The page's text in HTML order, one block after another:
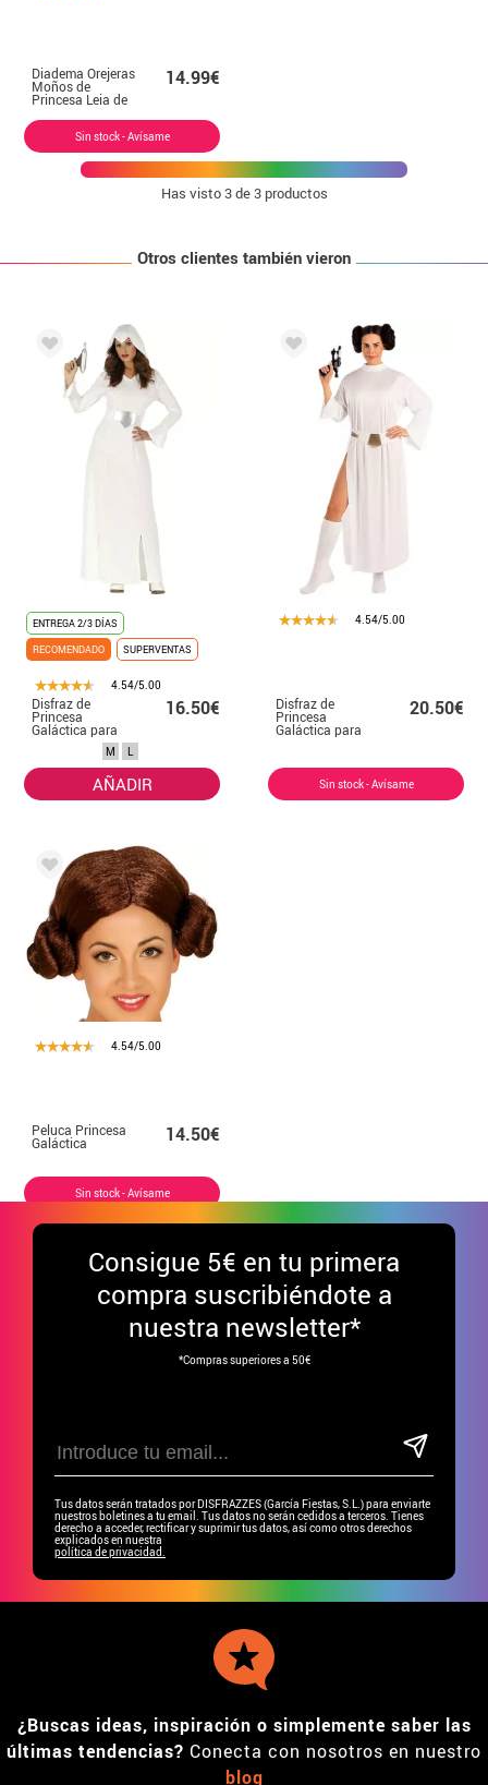
Diadema Orejeras
Moños de
Princesa Leia de
14.99€
Sin stock - Avísame
Has visto3de 3 productos
Otros clientes también vieron
ENTREGA 2/3 DÍAS
RECOMENDADO
SUPERVENTAS
4.54/5.00
Disfraz de
Princesa
Galáctica para
16.50€
M L
AÑADIR
4.54/5.00
Disfraz de
Princesa
Galáctica para
20.50€
Sin stock - Avísame
4.54/5.00
Peluca Princesa
Galáctica 14.50€
Sin stock - Avísame
Consigue 5€ en tu primera
compra suscribiéndote a
nuestra newsletter*
*Compras superiores a 50€
Tus datos serán tratados por DISFRAZZES (García Fiestas, S.L.) para enviarte
nuestros boletines a tu email. Tus datos no serán cedidos a terceros. Tienes
derecho a acceder, rectificar y suprimir tus datos, así como otros derechos
explicados en nuestra
política de privacidad.
¿Buscas ideas, inspiración o simplemente saber las
últimas tendencias? Conecta con nosotros en nuestro
blog